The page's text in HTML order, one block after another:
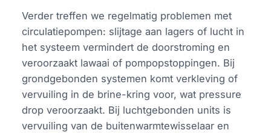
Verder treffen we regelmatig problemen met
circulatiepompen: slijtage aan lagers of lucht in
het systeem vermindert de doorstroming en
veroorzaakt lawaai of pompopstoppingen. Bij
grondgebonden systemen komt verkleving of
vervuiling in de brine-kring voor, wat pressure
drop veroorzaakt. Bij luchtgebonden units is
vervuiling van de buitenwarmtewisselaar en